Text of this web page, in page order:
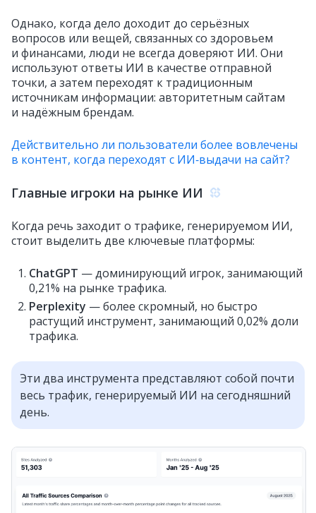
Однако, когда дело доходит до серьёзных
вопросов или вещей, связанных со здоровьем
и финансами, люди не всегда доверяют ИИ. Они
используют ответы ИИ в качестве отправной
точки, а затем переходят к традиционным
источникам информации: авторитетным сайтам
и надёжным брендам.
Действительно ли пользователи более вовлечены
в контент, когда переходят с ИИ‑выдачи на сайт?
Главные игроки на рынке ИИ
Когда речь заходит о трафике, генерируемом ИИ,
стоит выделить две ключевые платформы:
ChatGPT — доминирующий игрок, занимающий
0,21% на рынке трафика.
Perplexity — более скромный, но быстро
растущий инструмент, занимающий 0,02% доли
трафика.
Эти два инструмента представляют собой почти
весь трафик, генерируемый ИИ на сегодняшний
день.